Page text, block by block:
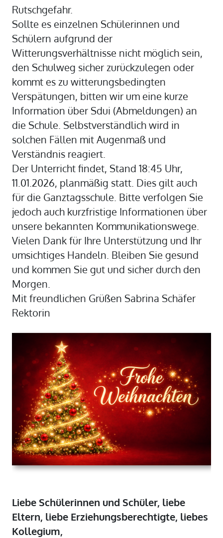
Rutschgefahr.
Sollte es einzelnen Schülerinnen und
Schülern aufgrund der
Witterungsverhältnisse nicht möglich sein,
den Schulweg sicher zurückzulegen oder
kommt es zu witterungsbedingten
Verspätungen, bitten wir um eine kurze
Information über Sdui (Abmeldungen) an
die Schule. Selbstverständlich wird in
solchen Fällen mit Augenmaß und
Verständnis reagiert.
Der Unterricht findet, Stand 18:45 Uhr,
11.01.2026, planmäßig statt. Dies gilt auch
für die Ganztagsschule. Bitte verfolgen Sie
jedoch auch kurzfristige Informationen über
unsere bekannten Kommunikationswege.
Vielen Dank für Ihre Unterstützung und Ihr
umsichtiges Handeln. Bleiben Sie gesund
und kommen Sie gut und sicher durch den
Morgen.
Mit freundlichen Grüßen Sabrina Schäfer
Rektorin
Liebe Schülerinnen und Schüler, liebe
Eltern, liebe Erziehungsberechtigte, liebes
Kollegium,